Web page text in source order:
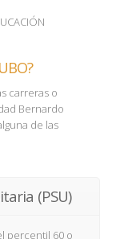
carreras o
Bernardo
de las
(PSU)
percentil 60 o